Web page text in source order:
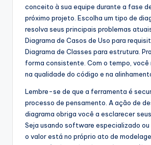
conceito à sua equipe durante a fase
próximo projeto. Escolha um tipo de
resolva seus principais problemas
Diagrama de Casos de Uso para
Diagrama de Classes para estrutura.
forma consistente. Com o tempo, você
na qualidade do código e na
Lembre-se de que a ferramenta é
processo de pensamento. A ação de
diagrama obriga você a esclarecer
Seja usando software especializado ou
o valor está no próprio ato de